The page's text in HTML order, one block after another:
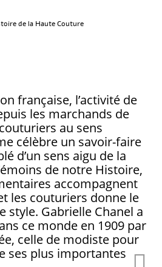
de la Haute Couture
française, l’activité de
les marchands de
au sens
célèbre un savoir-faire
d’un sens aigu de la
de notre Histoire,
accompagnent
les couturiers donne le
style. Gabrielle Chanel a
ce monde en 1909 par
celle de modiste pour
ses plus importantes